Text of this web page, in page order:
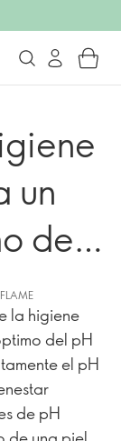
un
del
la higiene
del pH
el pH
de pH